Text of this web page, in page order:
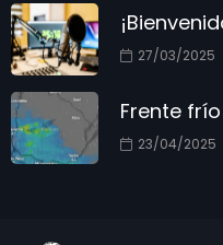
27/03/2025
Frente
23/04/2025